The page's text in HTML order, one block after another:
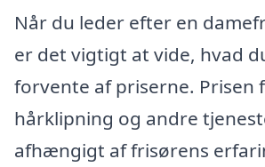
Når du leder efter en
er det vigtigt at vide, hvad
forvente af priserne. Prisen
hårklipning og andre
afhængigt af frisørens